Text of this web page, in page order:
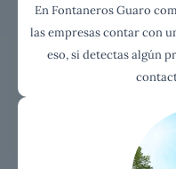
En Fontaneros Guaro
las empresas contar con
eso, si detectas algún